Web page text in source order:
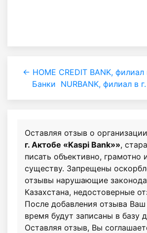
← HOME CREDIT BANK, филиал
Банки NURBANK, филиал в
Оставляя отзыв о организации
г. Актобе «Kaspi Bank»»,
писать объективно, грамотно
существу. Запрещены
отзывы нарушающие
Казахстана, недостоверные
После добавления отзыва
время будут записаны в базу
Оставляя отзыв, Вы